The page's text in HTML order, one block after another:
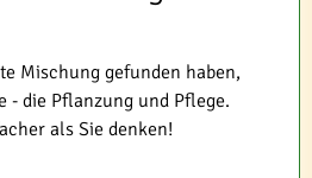
Mischung gefunden haben,
- die Pflanzung und Pflege.
als Sie denken!